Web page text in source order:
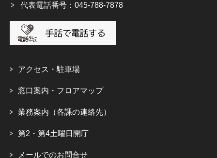
代表電話番号：045-788-7878
アクセス・駐車場
窓口案内・フロアマップ
業務案内（各課の連絡先）
第2・第4土曜日開庁
メールでのお問合せ